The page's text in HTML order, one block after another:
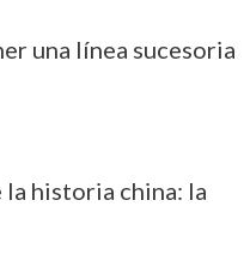
una línea sucesoria
historia china: la